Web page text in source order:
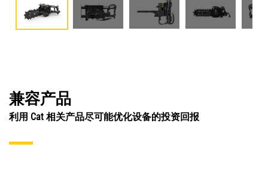
兼容产品
利用 Cat 相关产品尽可能优化设备的投资回报